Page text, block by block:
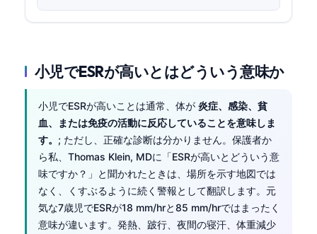
小児でESRが高いとはどういう意味か
小児でESRが高いことは通常、体が 炎症、感染、貧
血、または免疫の活動に反応していることを意味しま
す。 ; ただし、正確な診断は分かりません。保護者か
ら私、Thomas Klein, MDに「ESRが高いとどういう意
味ですか？」と聞かれたときは、場所を示す地図では
なく、くすぶるように続く警報として翻訳します。元
気な7歳児でESRが18 mm/hrと85 mm/hrではまったく
意味が違います。発熱、跛行、夜間の寝汗、体重減少